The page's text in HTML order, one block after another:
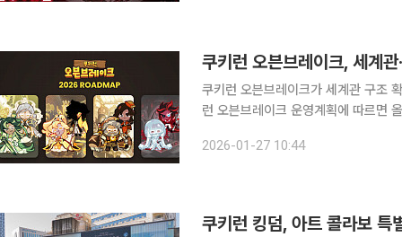
쿠키런 오븐브레이크, 세계관
쿠키런 오븐브레이크가 세계관 구조 확장과 핵심
런 오븐브레이크 운영계획에 따르면
녀 쿠키의 서사, 그리고 흑마교주 쿠
2026-01-27 10:44
쿠키런 킹덤, 아트 콜라보 특